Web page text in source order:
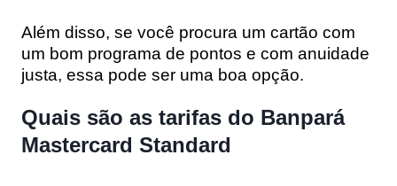
Além disso, se você procura um cartão com
um bom programa de pontos e com anuidade
justa, essa pode ser uma boa opção.
Quais são as tarifas do Banpará
Mastercard Standard